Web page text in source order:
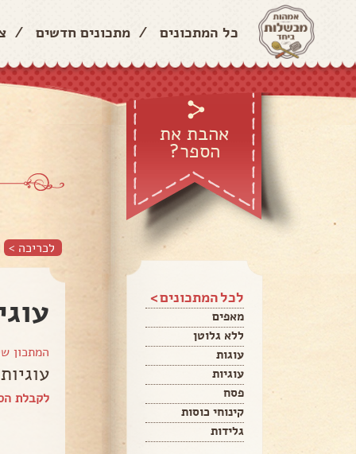
כל המתכונים / מתכונים חדשים /
אהבת את
הספר?
לכל המתכונים >
מאפים
ללא גלוטן
עוגות
עוגיות
פסח
קינוחי כוסות
גלידות
לכריכה >
המתכון
לקבלת